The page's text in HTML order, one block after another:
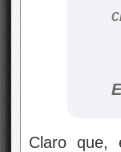
Claro que,